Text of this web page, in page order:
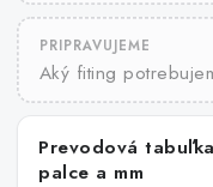
PRIPRAVUJEME
Aký fiting
Prevodová
palce a mm